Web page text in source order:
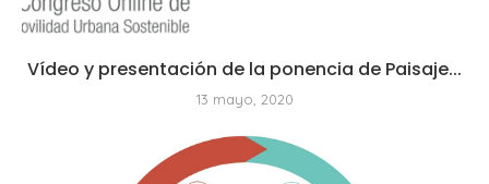
Vídeo y presentación de la ponencia de Paisaje...
13 mayo, 2020